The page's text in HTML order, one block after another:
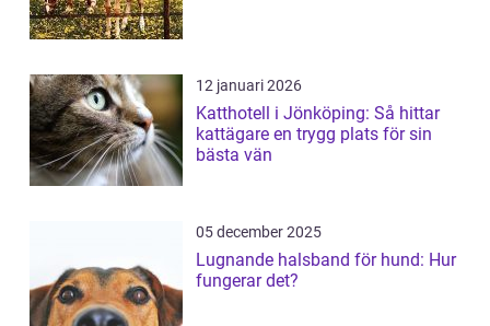
12 januari 2026
Katthotell i Jönköping: Så hittar
kattägare en trygg plats för sin
bästa vän
05 december 2025
Lugnande halsband för hund: Hur
fungerar det?